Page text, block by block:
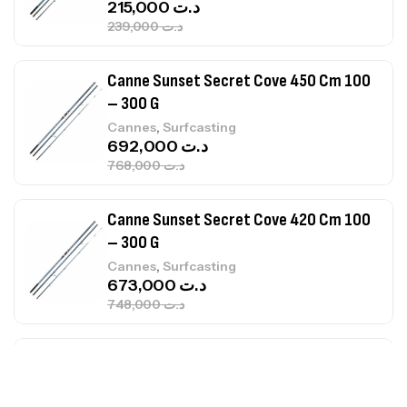
Cannes,Surfcasting
Canne Sunset Secret Cove 420 Cm 100
– 300 G
Cannes,Surfcasting
Canne Jigging Sunset Massive Attack
1.83m 120/250gr 30kg
Cannes,Jigging